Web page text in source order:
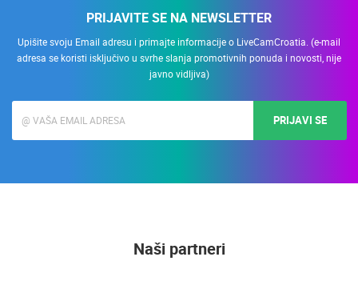
PRIJAVITE SE NA NEWSLETTER
Upišite svoju Email adresu i primajte informacije o LiveCamCroatia. (e-mail
adresa se koristi isključivo u svrhe slanja promotivnih ponuda i novosti, nije
javno vidljiva)
PRIJAVI SE
Naši partneri